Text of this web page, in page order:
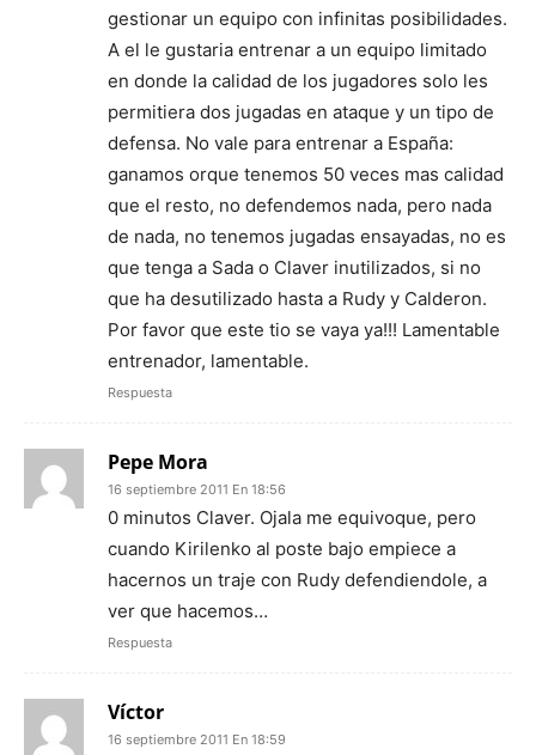
gestionar un equipo con infinitas posibilidades.
A el le gustaria entrenar a un equipo limitado
en donde la calidad de los jugadores solo les
permitiera dos jugadas en ataque y un tipo de
defensa. No vale para entrenar a España:
ganamos orque tenemos 50 veces mas calidad
que el resto, no defendemos nada, pero nada
de nada, no tenemos jugadas ensayadas, no es
que tenga a Sada o Claver inutilizados, si no
que ha desutilizado hasta a Rudy y Calderon.
Por favor que este tio se vaya ya!!! Lamentable
entrenador, lamentable.
Respuesta
Pepe Mora
16 septiembre 2011 En 18:56
0 minutos Claver. Ojala me equivoque, pero
cuando Kirilenko al poste bajo empiece a
hacernos un traje con Rudy defendiendole, a
ver que hacemos…
Respuesta
Víctor
16 septiembre 2011 En 18:59